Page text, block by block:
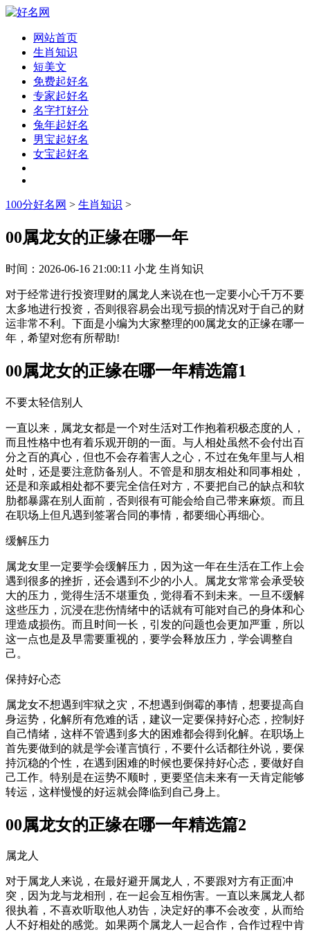
网站首页
生肖知识
短美文
免费起好名
专家起好名
名字打好分
兔年起好名
男宝起好名
女宝起好名
100分好名网 > 生肖知识 >
00属龙女的正缘在哪一年
时间： 2026-06-16 21:00:11 小龙 生肖知识
对于经常进行投资理财的属龙人来说在也一定要小心千万不要
太多地进行投资，否则很容易会出现亏损的情况对于自己的财
运非常不利。下面是小编为大家整理的00属龙女的正缘在哪一
年，希望对您有所帮助!
00属龙女的正缘在哪一年精选篇1
不要太轻信别人
一直以来，属龙女都是一个对生活对工作抱着积极态度的人，
而且性格中也有着乐观开朗的一面。与人相处虽然不会付出百
分之百的真心，但也不会存着害人之心，不过在兔年里与人相
处时，还是要注意防备别人。不管是和朋友相处和同事相处，
还是和亲戚相处都不要完全信任对方，不要把自己的缺点和软
肋都暴露在别人面前，否则很有可能会给自己带来麻烦。而且
在职场上但凡遇到签署合同的事情，都要细心再细心。
缓解压力
属龙女里一定要学会缓解压力，因为这一年在生活在工作上会
遇到很多的挫折，还会遇到不少的小人。属龙女常常会承受较
大的压力，觉得生活不堪重负，觉得看不到未来。一旦不缓解
这些压力，沉浸在悲伤情绪中的话就有可能对自己的身体和心
理造成损伤。而且时间一长，引发的问题也会更加严重，所以
这一点也是及早需要重视的，要学会释放压力，学会调整自
己。
保持好心态
属龙女不想遇到牢狱之灾，不想遇到倒霉的事情，想要提高自
身运势，化解所有危难的话，建议一定要保持好心态，控制好
自己情绪，这样不管遇到多大的困难都会得到化解。在职场上
首先要做到的就是学会谨言慎行，不要什么话都往外说，要保
持沉稳的个性，在遇到困难的时候也要保持好心态，要做好自
己工作。特别是在运势不顺时，更要坚信未来有一天肯定能够
转运，这样慢慢的好运就会降临到自己身上。
00属龙女的正缘在哪一年精选篇2
属龙人
对于属龙人来说，在最好避开属龙人，不要跟对方有正面冲
突，因为龙与龙相刑，在一起会互相伤害。一直以来属龙人都
很执着，不喜欢听取他人劝告，决定好的事不会改变，从而给
人不好相处的感觉。如果两个属龙人一起合作，合作过程中肯